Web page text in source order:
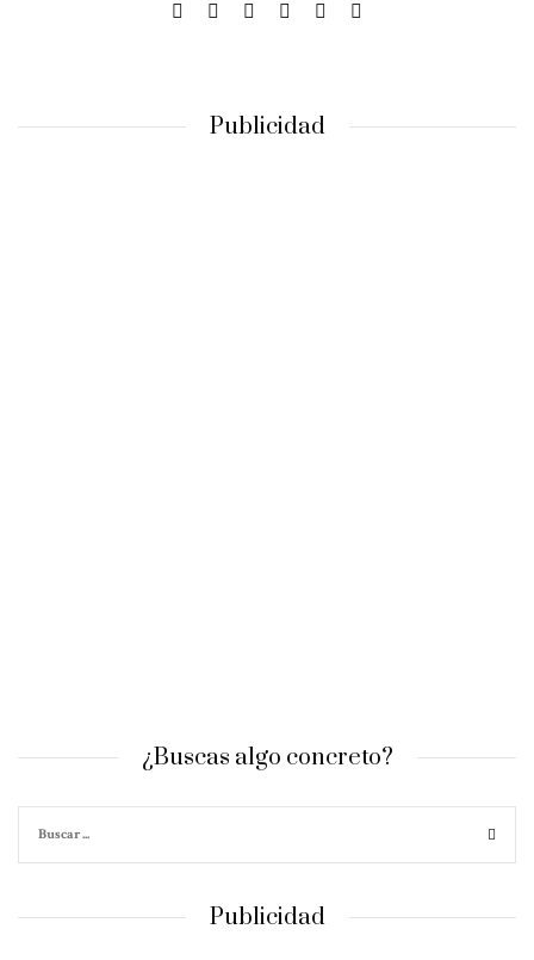
Publicidad
¿Buscas algo concreto?
Publicidad